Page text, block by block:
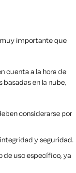
muy importante que
cuenta a la hora de
en la nube,
considerarse por
y seguridad.
de uso específico, ya